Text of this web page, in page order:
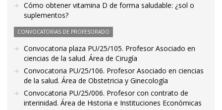
Cómo obtener vitamina D de forma saludable: ¿sol o
suplementos?
CONVOCATORIAS DE PROFESORADO
Convocatoria plaza PU/25/105. Profesor Asociado en
ciencias de la salud. Área de Cirugía
Convocatoria PU/25/106. Profesor Asociado en ciencias
de la salud. Área de Obstetricia y Ginecología
Convocatoria PU/25/006. Profesor con contrato de
interinidad. Área de Historia e Instituciones Económicas